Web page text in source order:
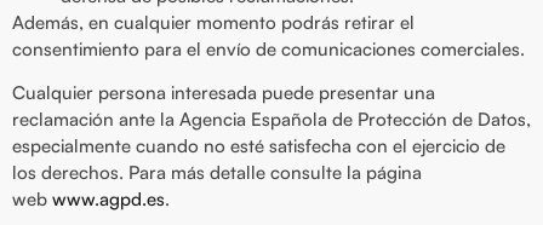
Además, en cualquier momento podrás retirar el
consentimiento para el envío de comunicaciones comerciales.
Cualquier persona interesada puede presentar una
reclamación ante la Agencia Española de Protección de Datos,
especialmente cuando no esté satisfecha con el ejercicio de
los derechos. Para más detalle consulte la página
web www.agpd.es.